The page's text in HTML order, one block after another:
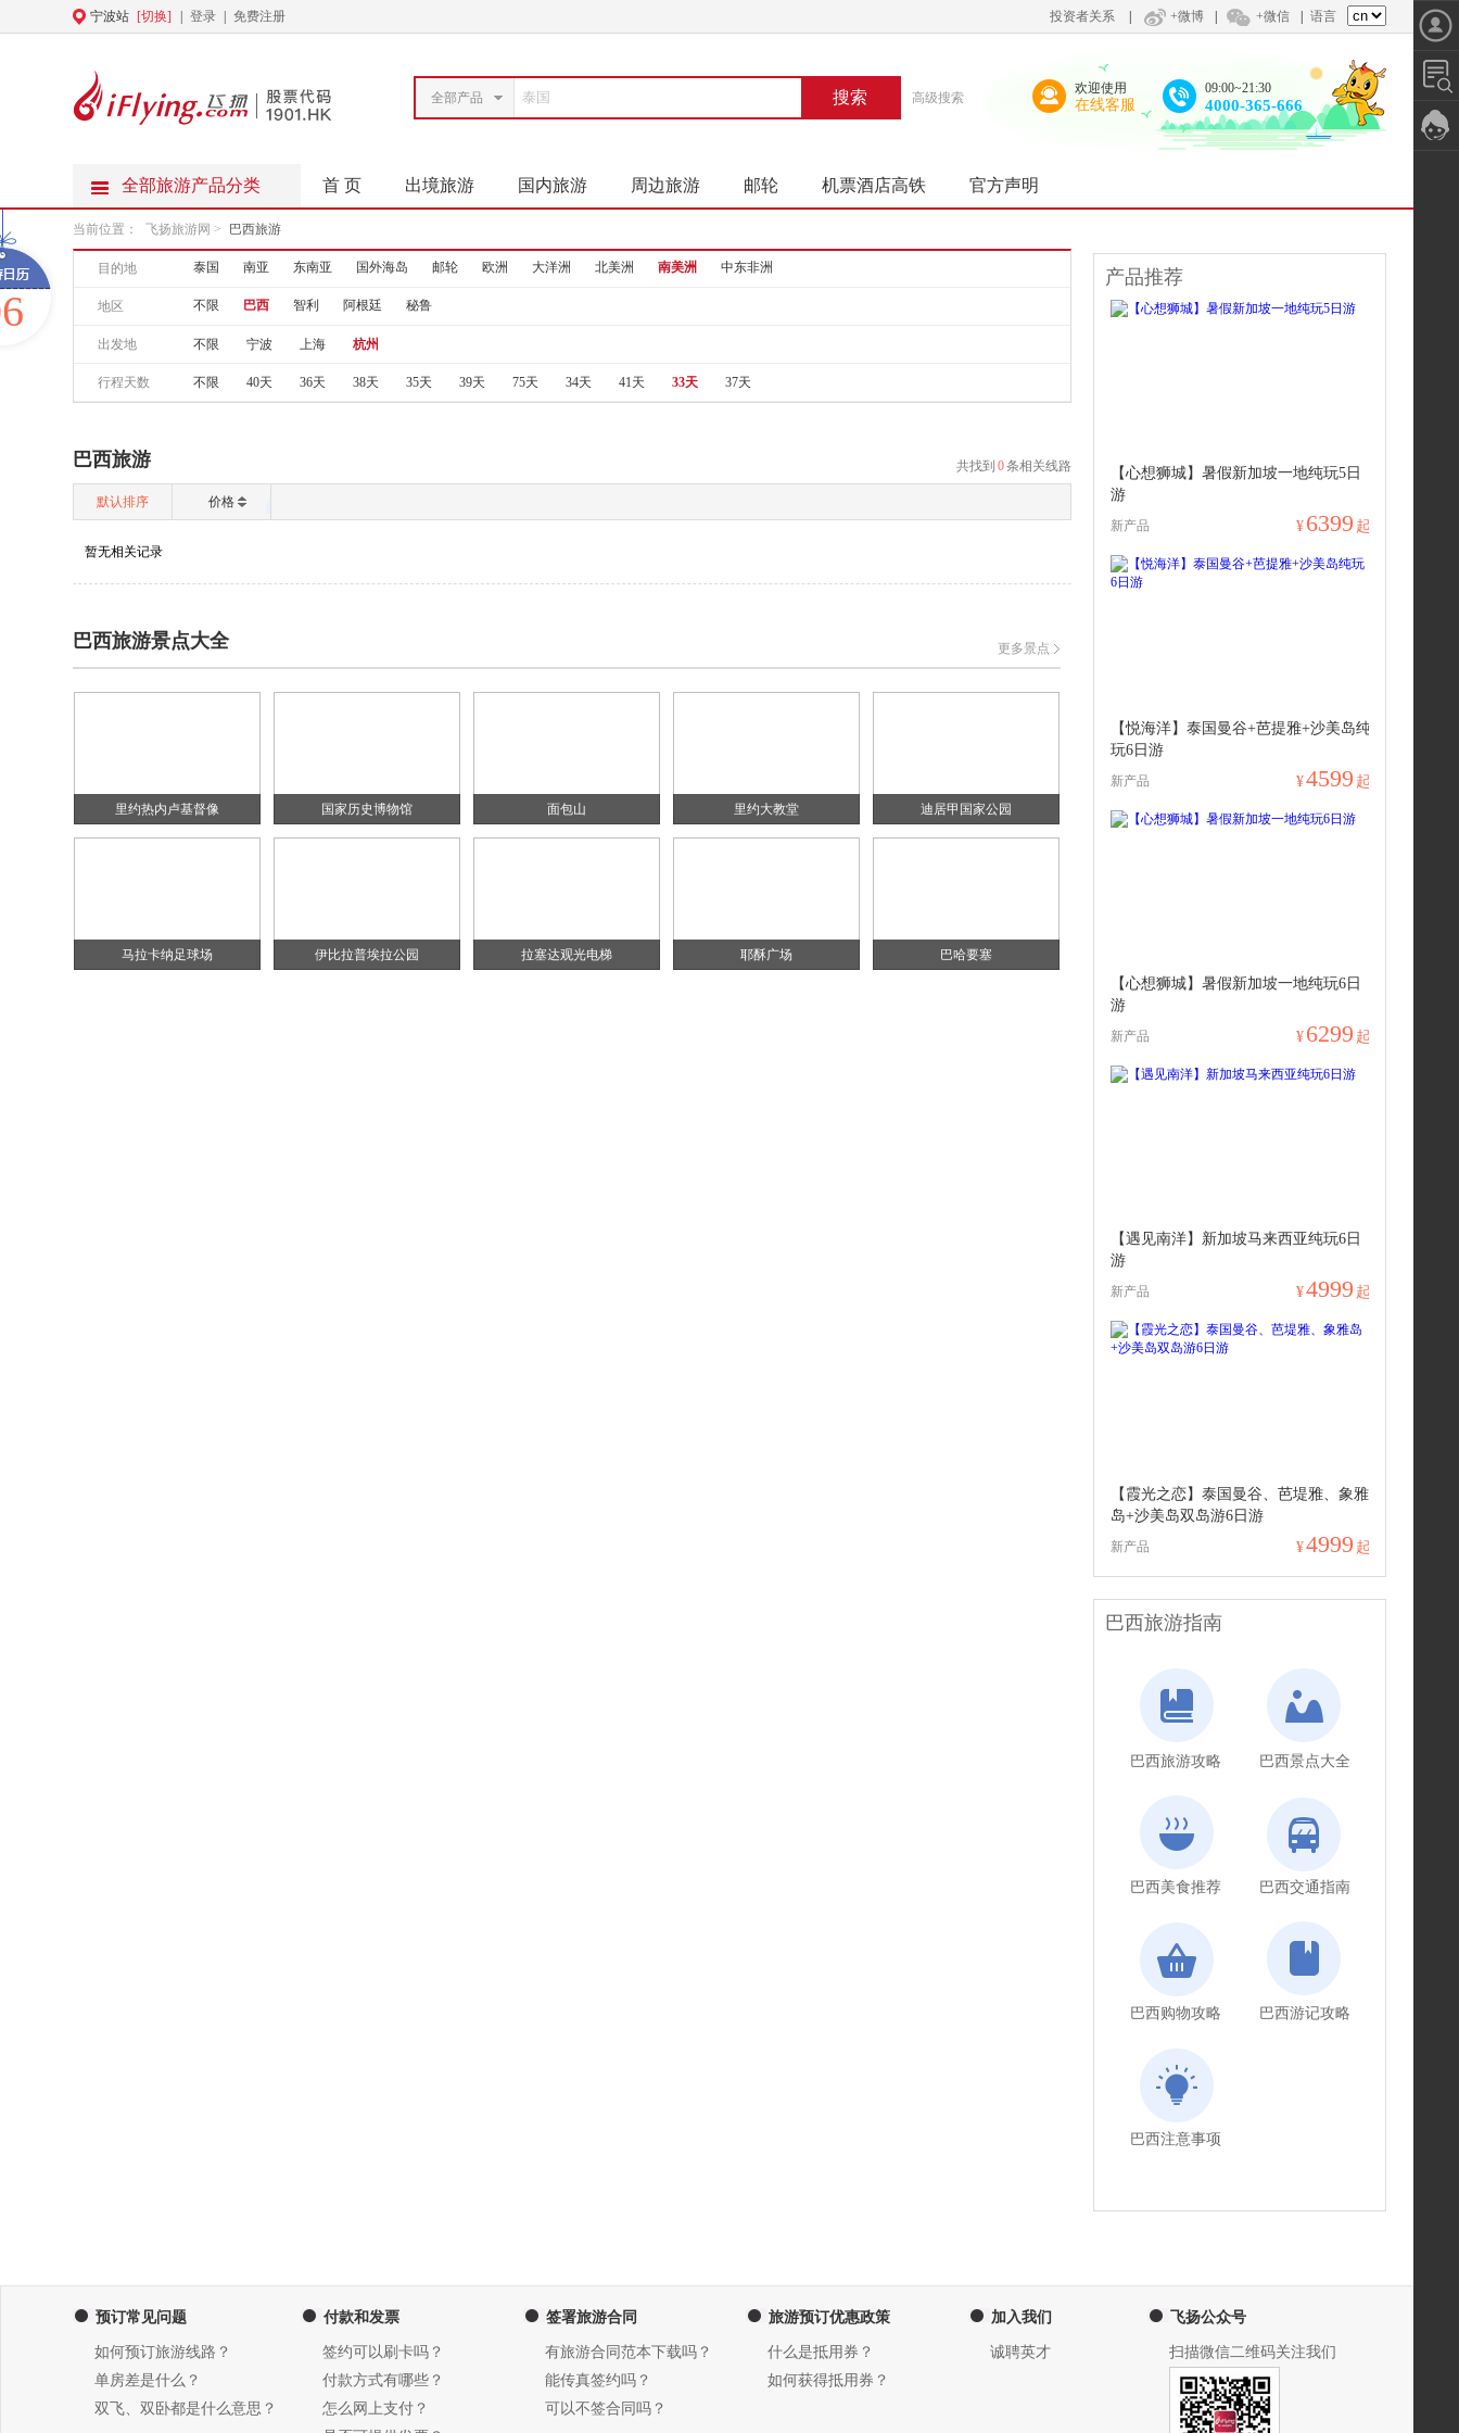
宁波站 [切换] 登录 免费注册 投资者关系 +微博 +微信 语言
全部产品 搜索 高级搜索
欢迎使用
在线客服
09:00~21:30
4000-365-666
全部旅游产品分类 首 页 出境旅游 国内旅游 周边旅游 邮轮 机票酒店高铁 官方声明
当前位置： 飞扬旅游网 > 巴西旅游
目的地 泰国 南亚 东南亚 国外海岛 邮轮 欧洲 大洋洲 北美洲 南美洲 中东非洲
地区 不限 巴西 智利 阿根廷 秘鲁
出发地 不限 宁波 上海 杭州
行程天数 不限 40天 36天 38天 35天 39天 75天 34天 41天 33天 37天
巴西旅游 共找到 0条相关线路
默认排序 价格
暂无相关记录
更多景点
巴西旅游景点大全
里约热内卢基督像 国家历史博物馆 面包山 里约大教堂 迪居甲国家公园
马拉卡纳足球场 伊比拉普埃拉公园 拉塞达观光电梯 耶酥广场 巴哈要塞
产品推荐
【心想狮城】暑假新加坡一地纯玩5日
游
新产品 ¥ 6399 起
【悦海洋】泰国曼谷+芭提雅+沙美岛纯
玩6日游
新产品 ¥4599 起
【心想狮城】暑假新加坡一地纯玩6日
游
新产品 ¥ 6299 起
【遇见南洋】新加坡马来西亚纯玩6日
游
新产品 ¥4999 起
【霞光之恋】泰国曼谷、芭堤雅、象雅
岛+沙美岛双岛游6日游
新产品 ¥4999 起
巴西旅游指南
巴西旅游攻略 巴西景点大全
巴西美食推荐 巴西交通指南
巴西购物攻略 巴西游记攻略
巴西注意事项
预订常见问题
如何预订旅游线路？
单房差是什么？
双飞、双卧都是什么意思？
付款和发票
签约可以刷卡吗？
付款方式有哪些？
怎么网上支付？
签署旅游合同
有旅游合同范本下载吗？
能传真签约吗？
可以不签合同吗？
旅游预订优惠政策
什么是抵用券？
如何获得抵用券？
加入我们
诚聘英才
飞扬公众号
扫描微信二维码关注我们